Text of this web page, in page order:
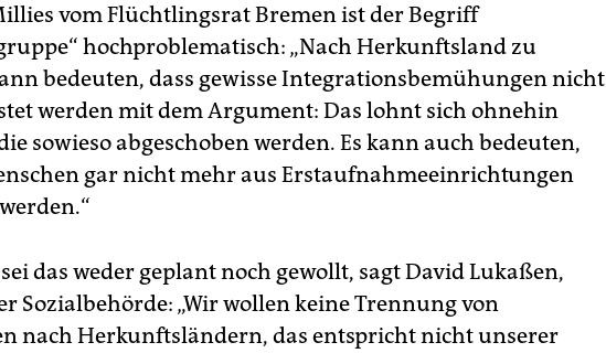
vom Flüchtlingsrat Bremen ist der Begriff
hochproblematisch: „Nach Herkunftsland zu
bedeuten, dass gewisse Integrationsbemühungen nicht
werden mit dem Argument: Das lohnt sich ohnehin
sowieso abgeschoben werden. Es kann auch bedeuten,
gar nicht mehr aus Erstaufnahmeeinrichtungen
das weder geplant noch gewollt, sagt David Lukaßen,
Sozialbehörde: „Wir wollen keine Trennung von
nach Herkunftsländern, das entspricht nicht unserer